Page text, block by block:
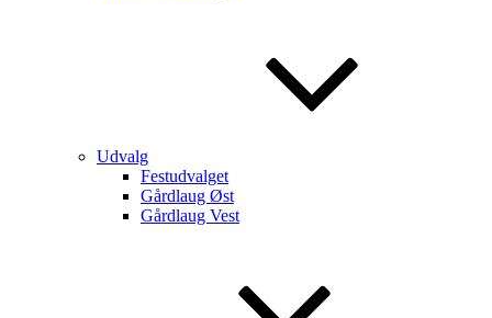
Udvalg
Festudvalget
Gårdlaug Øst
Gårdlaug Vest